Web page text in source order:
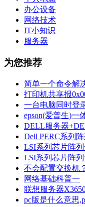
办公设备
网络技术
IT小知识
服务器
为您推荐
简单一个命令解
打印机共享报
一台电脑同时登
epson(爱普生)一
DELL服务器
Dell PERC系列
LSI系列芯片阵
LSI系列芯片阵
不会配置交换机
网络基础科普一
联想服务器
pc版是什么意思